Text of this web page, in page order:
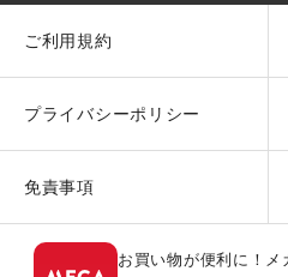
ご利用規約
プライバシーポリシー
免責事項
お買い物が便利に！メ